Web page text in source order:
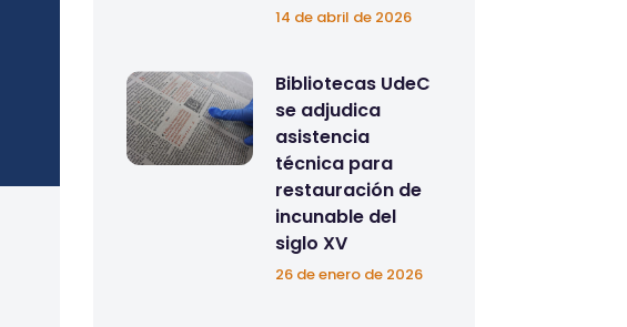
14 de abril de 2026
Bibliotecas UdeC
se adjudica
asistencia
técnica para
restauración de
incunable del
siglo XV
26 de enero de 2026